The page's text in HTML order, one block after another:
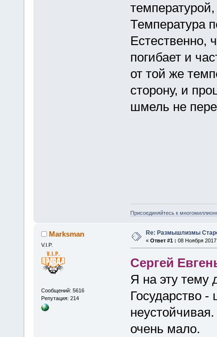
Температура
Естественно,
погибает и
от той же
сторону, и
шмель не
Присоединяйтесь к
Marksman
V.I.P.
Сообщений: 5616
Репутация: 214
Re: Размышлизмы
« Ответ #1 : 08 Ноября
Сергей
Я на эту тему
Государство
очень мало.